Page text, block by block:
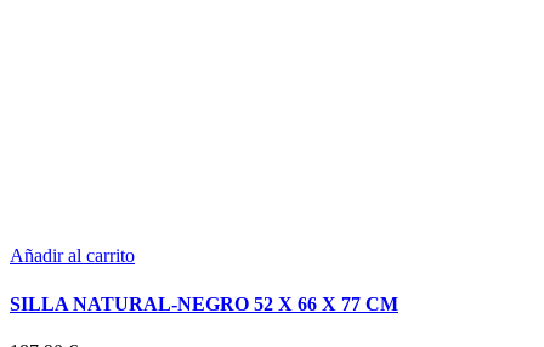
Añadir al carrito
SILLA NATURAL-NEGRO 52 X 66 X 77 CM